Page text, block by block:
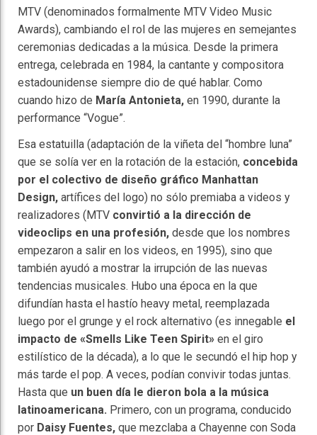
MTV (denominados formalmente MTV Video Music
Awards), cambiando el rol de las mujeres en semejantes
ceremonias dedicadas a la música. Desde la primera
entrega, celebrada en 1984, la cantante y compositora
estadounidense siempre dio de qué hablar. Como
cuando hizo de María Antonieta, en 1990, durante la
performance “Vogue”.
Esa estatuilla (adaptación de la viñeta del “hombre luna”
que se solía ver en la rotación de la estación, concebida
por el colectivo de diseño gráfico Manhattan
Design, artífices del logo) no sólo premiaba a videos y
realizadores (MTV convirtió a la dirección de
videoclips en una profesión, desde que los nombres
empezaron a salir en los videos, en 1995), sino que
también ayudó a mostrar la irrupción de las nuevas
tendencias musicales. Hubo una época en la que
difundían hasta el hastío heavy metal, reemplazada
luego por el grunge y el rock alternativo (es innegable el
impacto de «Smells Like Teen Spirit» en el giro
estilístico de la década), a lo que le secundó el hip hop y
más tarde el pop. A veces, podían convivir todas juntas.
Hasta que un buen día le dieron bola a la música
latinoamericana. Primero, con un programa, conducido
por Daisy Fuentes, que mezclaba a Chayenne con Soda